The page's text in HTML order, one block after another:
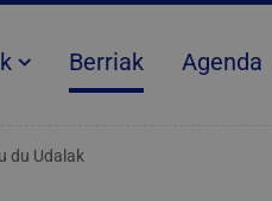
Berriak Agenda
du Udalak